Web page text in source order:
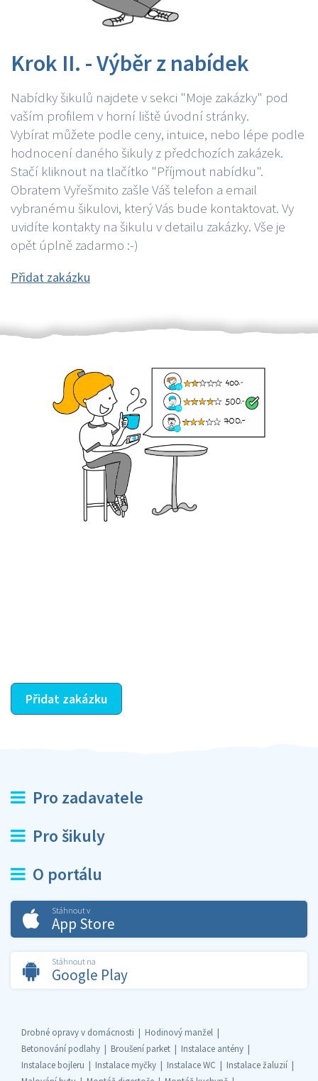
Krok II. - Výběr z nabídek
Nabídky šikulů najdete v sekci "Moje zakázky" pod
vaším profilem v horní liště úvodní stránky.
Vybírat můžete podle ceny, intuice, nebo lépe podle
hodnocení daného šikuly z předchozích zakázek.
Stačí kliknout na tlačítko "Příjmout nabídku".
Obratem Vyřešmito zašle Váš telefon a email
vybranému šikulovi, který Vás bude kontaktovat. Vy
uvidíte kontakty na šikulu v detailu zakázky. Vše je
opět úplně zadarmo :-)
Přidat zakázku
Přidat zakázku
Pro zadavatele
Pro šikuly
O portálu
Stáhnout v
App Store
Stáhnout na
Google Play
Drobné opravy v domácnosti
Hodinový manžel
Betonování podlahy
Broušení parket
Instalace antény
Instalace bojleru
Instalace myčky Instalace WC
Instalace žaluzií